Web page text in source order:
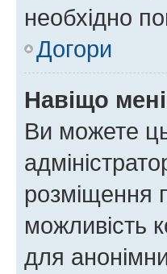
необхідно
Догори
Навіщо
Ви можете
розміщення
можливість
для